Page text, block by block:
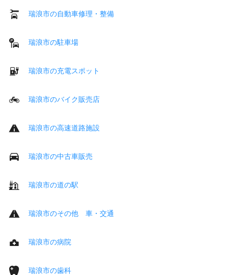
瑞浪市の自動車修理・整備
瑞浪市の駐車場
瑞浪市の充電スポット
瑞浪市のバイク販売店
瑞浪市の高速道路施設
瑞浪市の中古車販売
瑞浪市の道の駅
瑞浪市のその他 車・交通
瑞浪市の病院
瑞浪市の歯科